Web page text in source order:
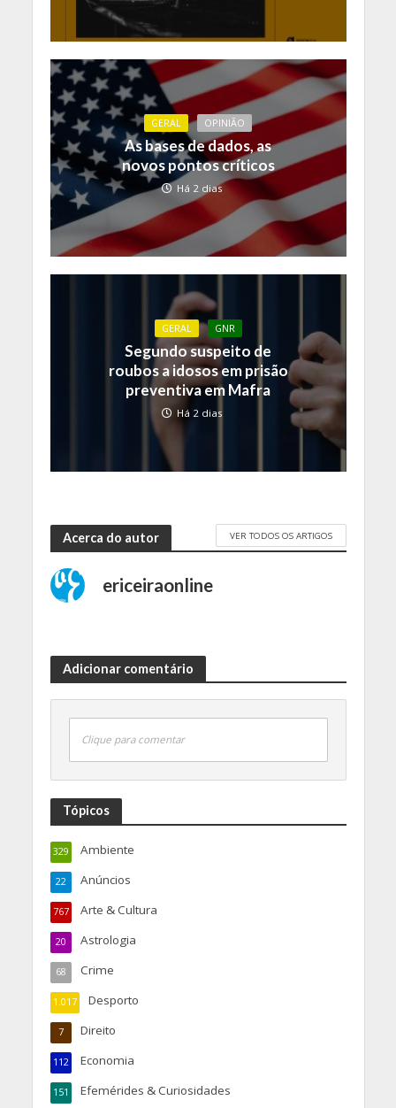
GERAL OPINIÃO
As bases de dados, as
novos pontos críticos
Há 2 dias
GERAL GNR
Segundo suspeito de
roubos a idosos em prisão
preventiva em Mafra
Há 2 dias
Acerca do autor VER TODOS OS ARTIGOS
ericeiraonline
Adicionar comentário
Clique para comentar
Tópicos
Ambiente
329
Anúncios
22
Arte & Cultura
767
Astrologia
20
Crime
68
Desporto
1.017
Direito
7
Economia
112
Efemérides & Curiosidades
151